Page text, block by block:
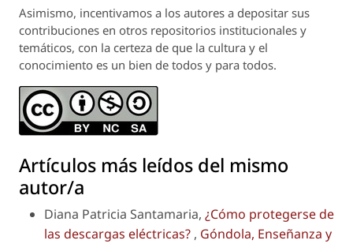
Asimismo, incentivamos a los autores a depositar sus
contribuciones en otros repositorios institucionales y
temáticos, con la certeza de que la cultura y el
conocimiento es un bien de todos y para todos.
Artículos más leídos del mismo
autor/a
Diana Patricia Santamaria, ¿Cómo protegerse de
las descargas eléctricas? , Góndola, Enseñanza y